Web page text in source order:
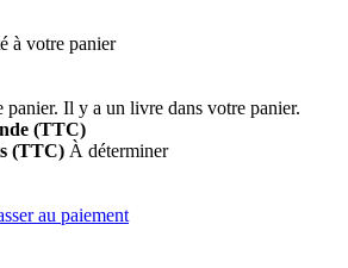
à votre panier
panier. Il y a un livre dans votre panier.
(TTC)
(TTC) À déterminer
au paiement